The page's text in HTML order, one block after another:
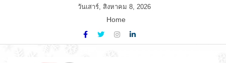
วันเสาร์, สิงหาคม 8, 2026
Home